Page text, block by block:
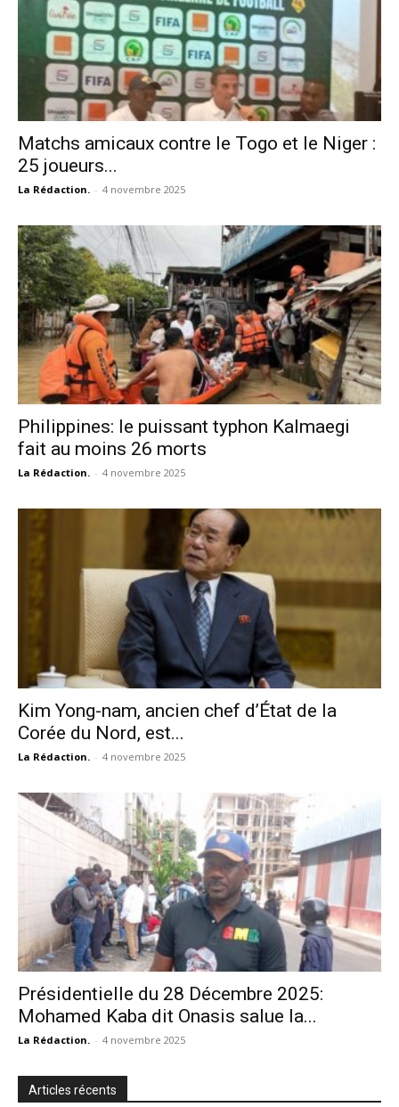
Matchs amicaux contre le Togo et le Niger :
25 joueurs...
La Rédaction. - 4 novembre 2025
Philippines: le puissant typhon Kalmaegi
fait au moins 26 morts
La Rédaction. - 4 novembre 2025
Kim Yong-nam, ancien chef d’État de la
Corée du Nord, est...
La Rédaction. - 4 novembre 2025
Présidentielle du 28 Décembre 2025:
Mohamed Kaba dit Onasis salue la...
La Rédaction. - 4 novembre 2025
Articles récents